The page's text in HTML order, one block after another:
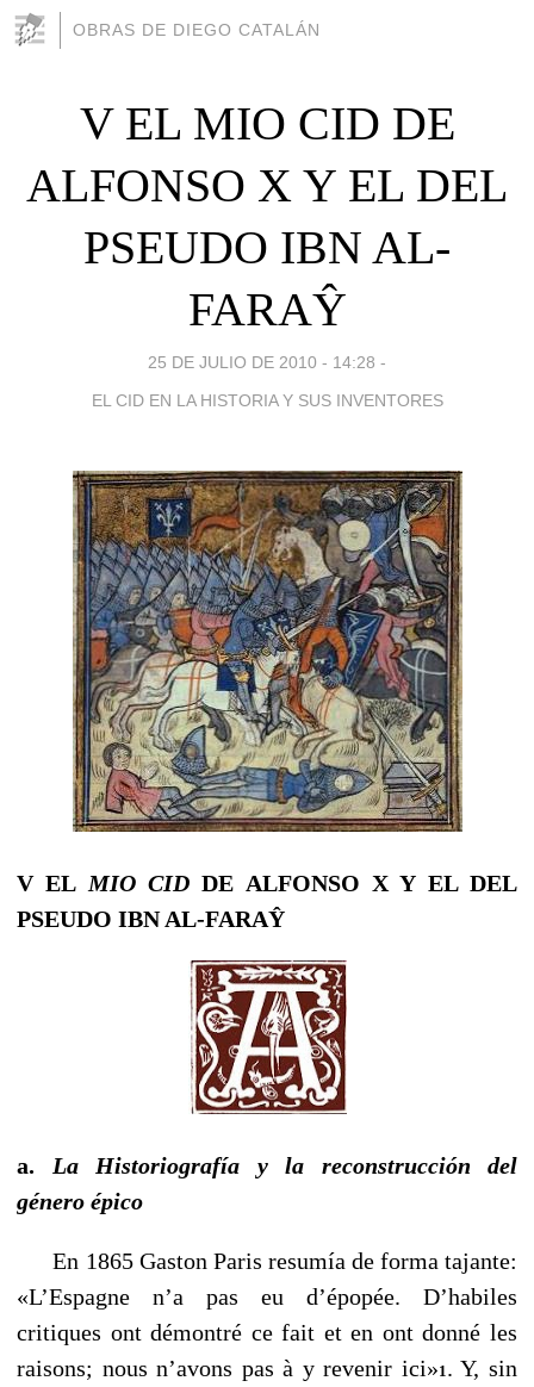
OBRAS DE DIEGO CATALÁN
V EL MIO CID DE
ALFONSO X Y EL DEL
PSEUDO IBN AL-
FARAŶ
25 DE JULIO DE 2010 - 14:28 -
EL CID EN LA HISTORIA Y SUS INVENTORES
V EL MIO CIDDE ALFONSO X Y EL DEL
PSEUDO IBN AL-FARAŶ
a. La Historiografía y la reconstrucción del
género épico
En 1865 Gaston Paris resumía de forma tajante:
«L’Espagne n’a pas eu d’épopée. D’habiles
critiques ont démontré ce fait et en ont donné les
raisons; nous n’avons pas à y revenir ici»1 . Y, sin